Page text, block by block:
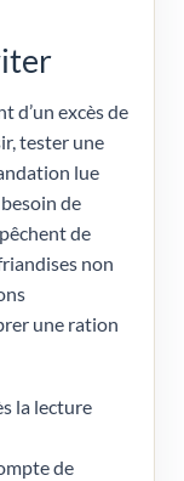
d’un excès de
tester une
lue
de
de
non
une ration
la lecture
de